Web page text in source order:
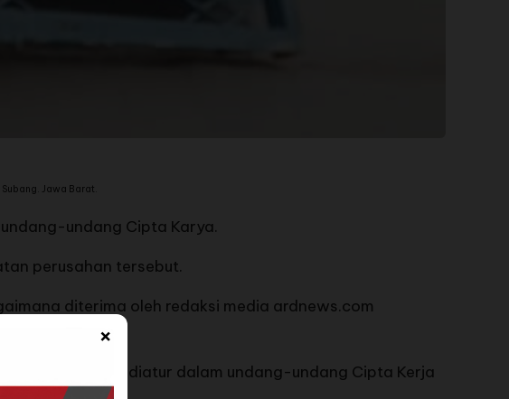
×
Jawa Barat.
undang Cipta Karya.
perusahan tersebut.
diterima oleh redaksi media ardnews.com
sudah diatur dalam undang-undang Cipta Kerja